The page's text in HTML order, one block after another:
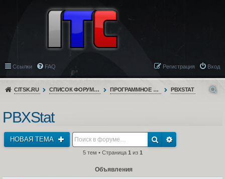
Ссылки FAQ Вход
Регистрация
CITSK.RU СПИСОК ФОРУМОВ ПРОГРАММНОЕ ОБЕСПЕЧЕНИЕ PBXSTAT
PBXStat
НОВАЯ ТЕМА
5 тем • Страница 1 из 1
Объявления